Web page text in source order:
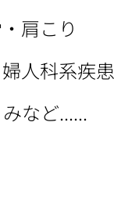
肩こり
人科系疾患
など......